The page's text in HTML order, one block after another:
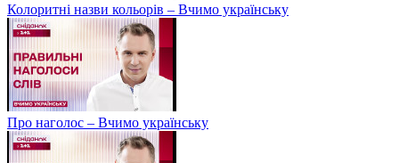
Колоритні назви кольорів – Вчимо українську
Про наголос – Вчимо українську